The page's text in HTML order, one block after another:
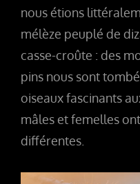
nous étions
mélèze peuplé de
casse-croûte : des
pins nous sont
oiseaux fascinants
mâles et femelles
différentes.